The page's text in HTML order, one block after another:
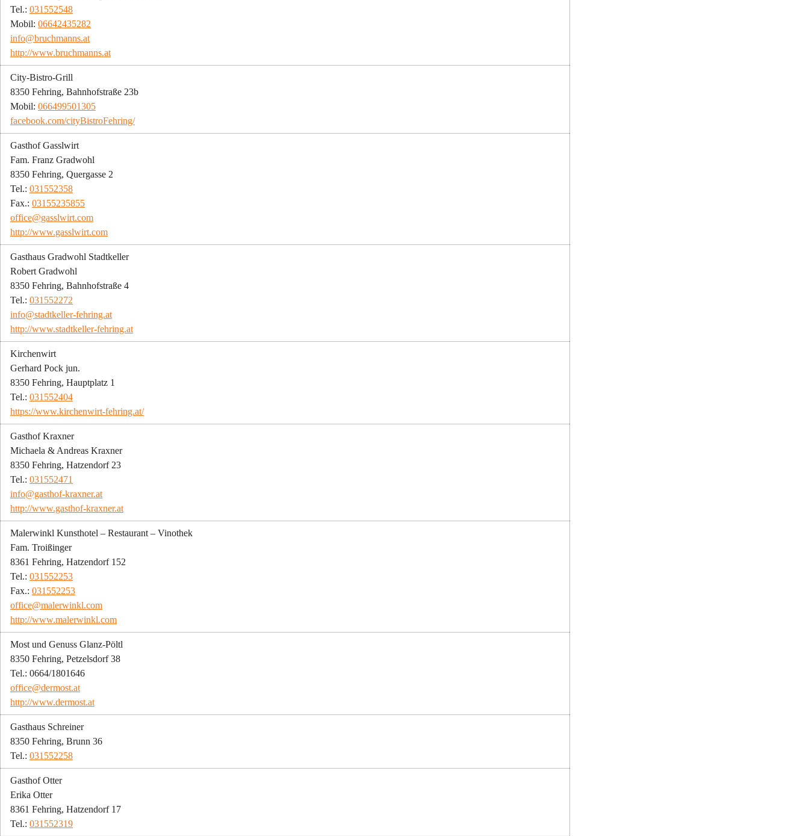
Tel.: 031552548
Mobil: 06642435282
info@bruchmanns.at
http://www.bruchmanns.at
City-Bistro-Grill
8350 Fehring, Bahnhofstraße 23b
Mobil: 066499501305
facebook.com/cityBistroFehring/
Gasthof Gasslwirt
Fam. Franz Gradwohl
8350 Fehring, Quergasse 2
Tel.: 031552358
Fax.: 03155235855
office@gasslwirt.com
http://www.gasslwirt.com
Gasthaus Gradwohl Stadtkeller
Robert Gradwohl
8350 Fehring, Bahnhofstraße 4
Tel.: 031552272
info@stadtkeller-fehring.at
http://www.stadtkeller-fehring.at
Kirchenwirt
Gerhard Pock jun.
8350 Fehring, Hauptplatz 1
Tel.: 031552404
https://www.kirchenwirt-fehring.at/
Gasthof Kraxner
Michaela & Andreas Kraxner
8350 Fehring, Hatzendorf 23
Tel.: 031552471
info@gasthof-kraxner.at
http://www.gasthof-kraxner.at
Malerwinkl Kunsthotel – Restaurant – Vinothek
Fam. Troißinger
8361 Fehring, Hatzendorf 152
Tel.: 031552253
Fax.: 031552253
office@malerwinkl.com
http://www.malerwinkl.com
Most und Genuss Glanz-Pöltl
8350 Fehring, Petzelsdorf 38
Tel.: 0664/1801646
office@dermost.at
http://www.dermost.at
Gasthaus Schreiner
8350 Fehring, Brunn 36
Tel.: 031552258
Gasthof Otter
Erika Otter
8361 Fehring, Hatzendorf 17
Tel.: 031552319